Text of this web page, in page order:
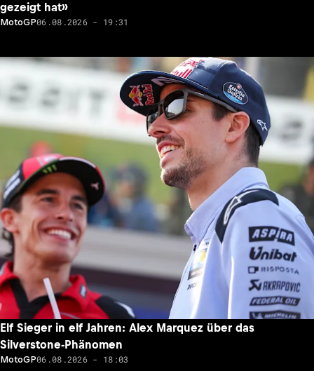
gezeigt hat»
MotoGP06.08.2026 - 19:31
Elf Sieger in elf Jahren: Alex Marquez über das
Silverstone-Phänomen
MotoGP06.08.2026 - 18:03